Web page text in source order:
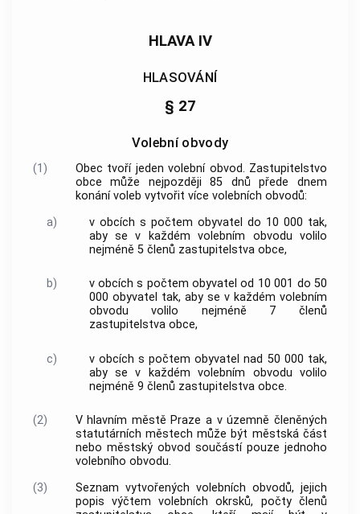
HLAVA IV
HLASOVÁNÍ
§ 27
Volební obvody
(1) Obec tvoří jeden volební obvod. Zastupitelstvo
obce může nejpozději 85 dnů přede dnem
konání voleb vytvořit více volebních obvodů:
a)
v obcích s počtem obyvatel do 10 000 tak,
aby se v každém volebním obvodu volilo
nejméně 5 členů zastupitelstva obce,
b) v obcích s počtem obyvatel od 10 001 do 50
000 obyvatel tak, aby se v každém volebním
obvodu volilo nejméně 7 členů
zastupitelstva obce,
c) v obcích s počtem obyvatel nad 50 000 tak,
aby se v každém volebním obvodu volilo
nejméně 9 členů zastupitelstva obce.
(2)
V hlavním městě Praze a v územně členěných
statutárních městech může být městská část
nebo městský obvod součástí pouze jednoho
volebního obvodu.
(3)
Seznam vytvořených volebních obvodů, jejich
popis výčtem volebních okrsků, počty členů